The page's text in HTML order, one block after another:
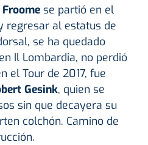
se partió en el
regresar al estatus de
se ha quedado
Il Lombardia, no perdió
el Tour de 2017, fue
Gesink, quien se
sin que decayera su
colchón. Camino de